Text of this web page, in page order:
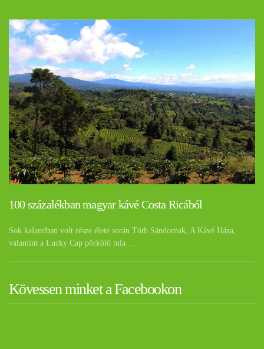
100 százalékban magyar kávé Costa Ricából
Sok kalandban volt része élete során Tóth Sándornak, A Kávé Háza,
valamint a Lucky Cap pörkölő tula…
Kövessen minket a Facebookon